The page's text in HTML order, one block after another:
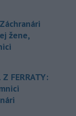
žene,
FERRATY: